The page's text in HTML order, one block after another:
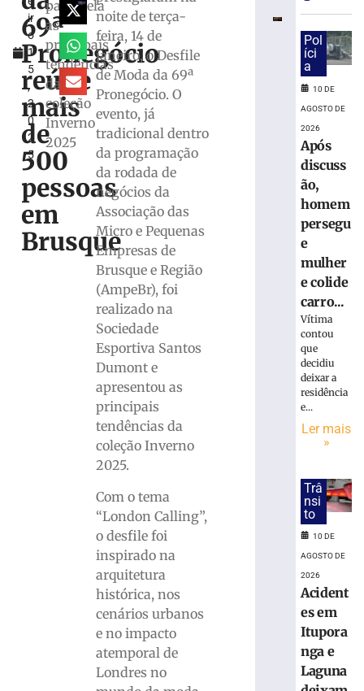
ir
o
1
5
,
2
0
2
5
69ª
Pronegócio
reúne
mais
de
500
pessoas
em
Brusque
passarela
as
principais
tendências
da
coleção
Inverno
2025
noite de terça-
feira, 14 de
janeiro, o Desfile
de Moda da 69ª
Pronegócio. O
evento, já
tradicional dentro
da programação
da rodada de
negócios da
Associação das
Micro e Pequenas
Empresas de
Brusque e Região
(AmpeBr), foi
realizado na
Sociedade
Esportiva Santos
Dumont e
apresentou as
principais
tendências da
coleção Inverno
2025.
Com o tema
“London Calling”,
o desfile foi
inspirado na
arquitetura
histórica, nos
cenários urbanos
e no impacto
atemporal de
Londres no
Apae
de
Brusque
acontece
nos
dias
agosto
agosto
mais
Bingo
Clube
Mães
Brusque
acontece
próxima
terça,
agosto
agosto
Pol
íci
a
10 DE
AGOSTO DE
2026
Após
discuss
ão,
homem
persegu
e
mulher
e colide
carro...
Vítima
contou
que
decidiu
deixar a
residência
e...
Ler mais
»
Trâ
nsi
to
10 DE
AGOSTO DE
2026
Acident
es em
Itupora
nga e
Laguna